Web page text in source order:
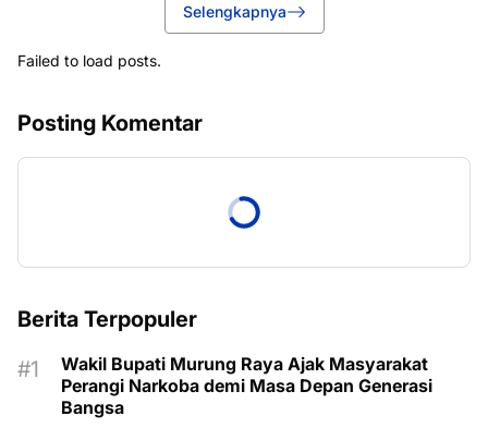
Selengkapnya
Failed to load posts.
Posting Komentar
Berita Terpopuler
Wakil Bupati Murung Raya Ajak Masyarakat
Perangi Narkoba demi Masa Depan Generasi
Bangsa